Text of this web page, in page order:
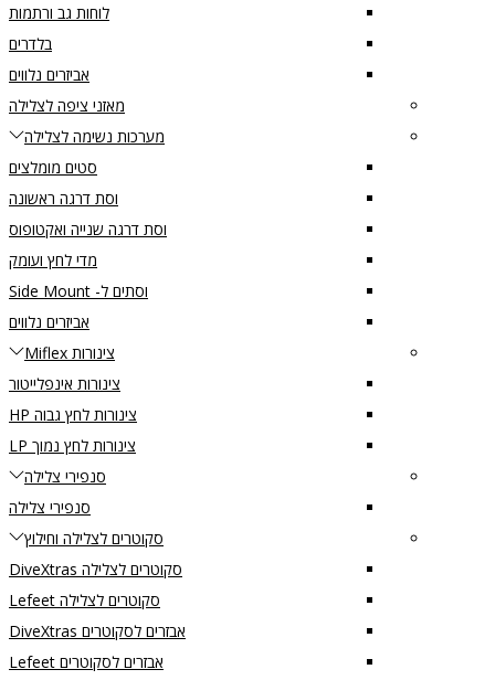
לוחות גב ורתמות
בלדרים
אביזרים נלווים
מאזני ציפה לצלילה
מערכות נשימה לצלילה
סטים מומלצים
וסת דרגה ראשונה
וסת דרגה שנייה ואקטופוס
מדי לחץ ועומק
וסתים ל- Side Mount
אביזרים נלווים
צינורות Miflex
צינורות אינפלייטור
צינורות לחץ גבוה HP
צינורות לחץ נמוך LP
סנפירי צלילה
סנפירי צלילה
סקוטרים לצלילה וחילוץ
סקוטרים לצלילה DiveXtras
סקוטרים לצלילה Lefeet
אבזרים לסקוטרים DiveXtras
אבזרים לסקוטרים Lefeet